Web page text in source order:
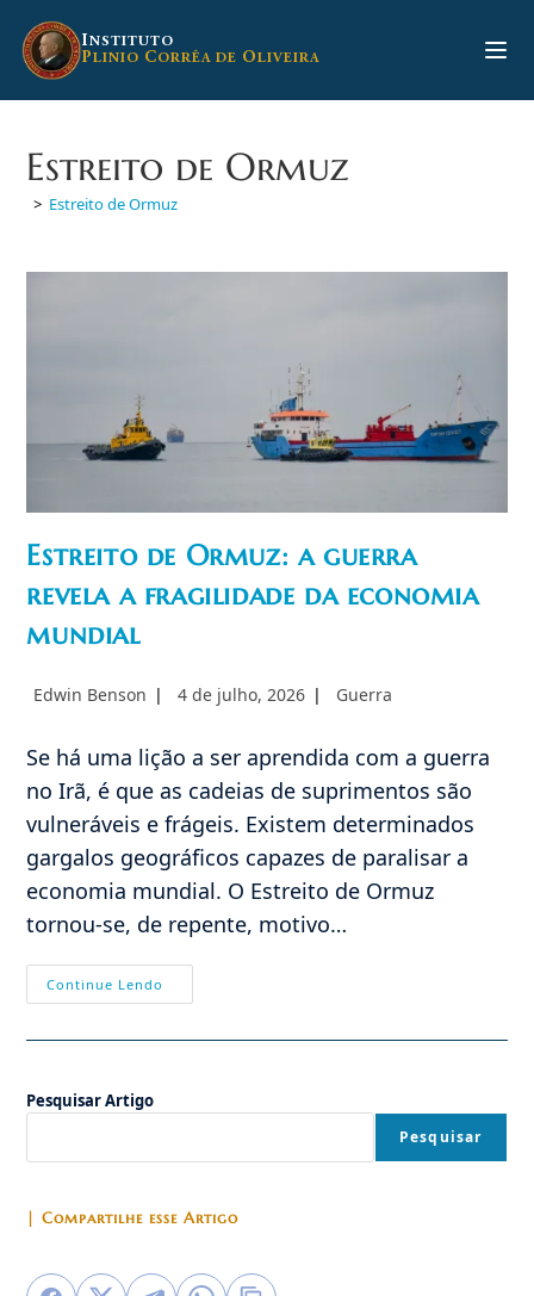
para
INSTITUTO
PLINIO CORRÊA DE OLIVEIRA
Estreito de Ormuz
> Estreito de Ormuz
Estreito de Ormuz: a guerra
revela a fragilidade da economia
mundial
Autor
Edwin Benson
Post
4 de julho, 2026
Categoria
Guerra
Se há uma lição a ser aprendida com a guerra
no Irã, é que as cadeias de suprimentos são
vulneráveis e frágeis. Existem determinados
gargalos geográficos capazes de paralisar a
economia mundial. O Estreito de Ormuz
tornou-se, de repente, motivo…
Continue Lendo
De
Da
Pesquisar Artigo
Pesquisar
| Compartilhe esse Artigo